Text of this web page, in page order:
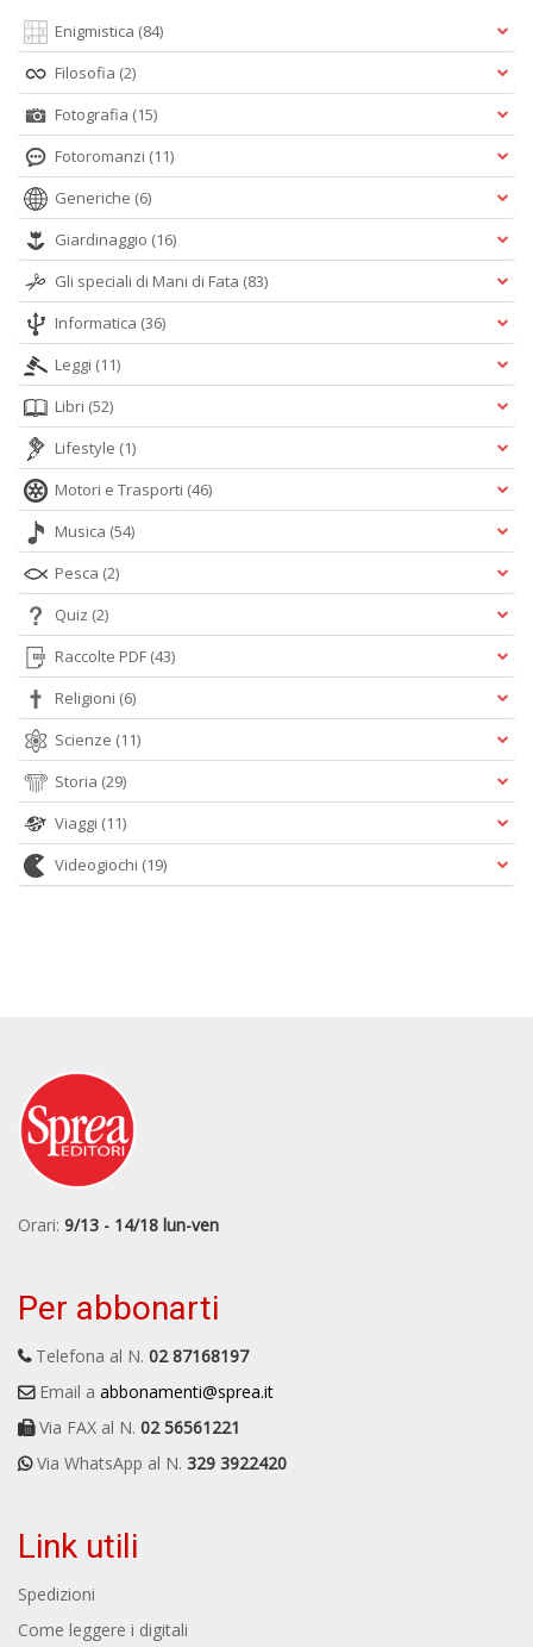
Enigmistica (84)
Filosofia (2)
Fotografia (15)
Fotoromanzi (11)
Generiche (6)
Giardinaggio (16)
Gli speciali di Mani di Fata (83)
Informatica (36)
Leggi (11)
Libri (52)
Lifestyle (1)
Motori e Trasporti (46)
Musica (54)
Pesca (2)
Quiz (2)
Raccolte PDF (43)
Religioni (6)
Scienze (11)
Storia (29)
Viaggi (11)
Videogiochi (19)
Orari: 9/13 - 14/18 lun-ven
Per abbonarti
Telefona al N. 02 87168197
Email a abbonamenti@sprea.it
Via FAX al N. 02 56561221
Via WhatsApp al N. 329 3922420
Link utili
Spedizioni
Come leggere i digitali